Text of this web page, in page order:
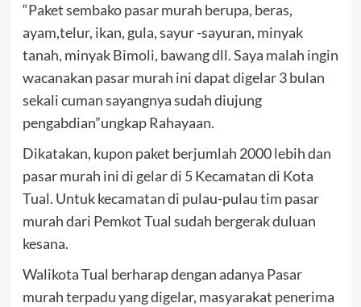
“Paket sembako pasar murah berupa, beras,
ayam,telur, ikan, gula, sayur -sayuran, minyak
tanah, minyak Bimoli, bawang dll. Saya malah ingin
wacanakan pasar murah ini dapat digelar 3 bulan
sekali cuman sayangnya sudah diujung
pengabdian”ungkap Rahayaan.
Dikatakan, kupon paket berjumlah 2000 lebih dan
pasar murah ini di gelar di 5 Kecamatan di Kota
Tual. Untuk kecamatan di pulau-pulau tim pasar
murah dari Pemkot Tual sudah bergerak duluan
kesana.
Walikota Tual berharap dengan adanya Pasar
murah terpadu yang digelar, masyarakat penerima